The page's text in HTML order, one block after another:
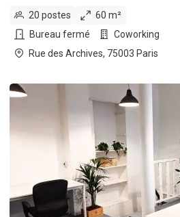
20 postes
60 m²
Bureau fermé
Coworking
Rue des Archives, 75003 Paris